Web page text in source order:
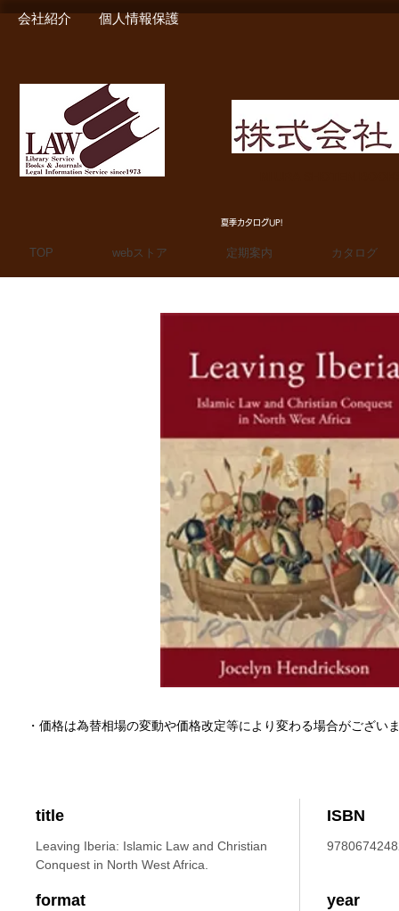
会社紹介 個人情報保護
夏季カタログUP!
TOP webストア 定期案内 カタログ
title
Leaving Iberia: Islamic Law and Christian
Conquest in North West Africa.
ISBN
format year
・価格は為替相場の変動や価格改定等により変わる場合がござい